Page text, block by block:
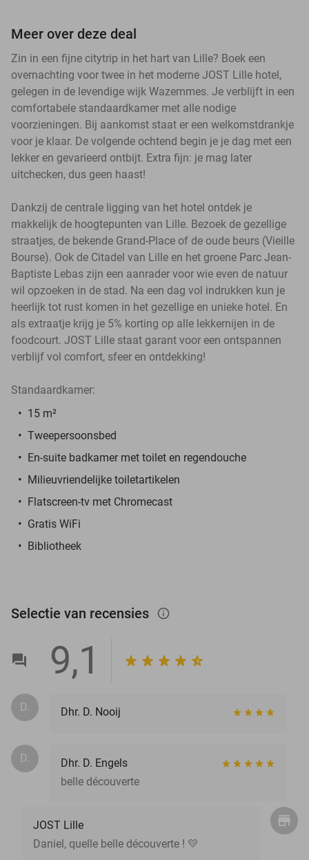
Meer over deze deal
Zin in een fijne citytrip in het hart van Lille? Boek een
overnachting voor twee in het moderne JOST Lille hotel,
gelegen in de levendige wijk Wazemmes. Je verblijft in een
comfortabele standaardkamer met alle nodige
voorzieningen. Bij aankomst staat er een welkomstdrankje
voor je klaar. De volgende ochtend begin je je dag met een
lekker en gevarieerd ontbijt. Extra fijn: je mag later
uitchecken, dus geen haast!
Dankzij de centrale ligging van het hotel ontdek je
makkelijk de hoogtepunten van Lille. Bezoek de gezellige
straatjes, de bekende Grand-Place of de oude beurs (Vieille
Bourse). Ook de Citadel van Lille en het groene Parc Jean-
Baptiste Lebas zijn een aanrader voor wie even de natuur
wil opzoeken in de stad. Na een dag vol indrukken kun je
heerlijk tot rust komen in het gezellige en unieke hotel. En
als extraatje krijg je 5% korting op alle lekkernijen in de
foodcourt. JOST Lille staat garant voor een ontspannen
verblijf vol comfort, sfeer en ontdekking!
Standaardkamer:
15 m²
Tweepersoonsbed
En-suite badkamer met toilet en regendouche
Milieuvriendelijke toiletartikelen
Flatscreen-tv met Chromecast
Gratis WiFi
Bibliotheek
Selectie van recensies info_outlined
9,1
D. Dhr. D. Nooij
D.
Dhr. D. Engels
belle découverte
JOST Lille
Daniel, quelle belle découverte ! 💛